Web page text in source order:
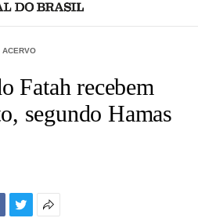
ACERVO
Fatah recebem
segundo Hamas